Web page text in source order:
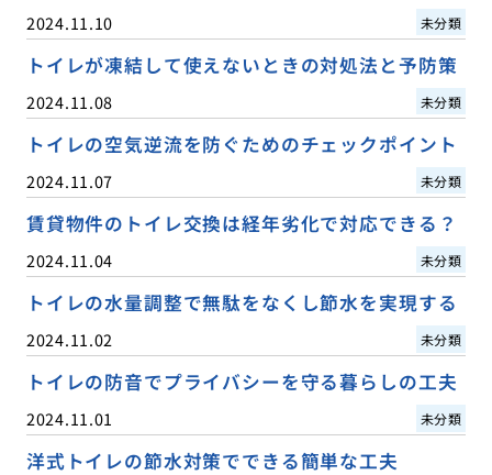
2024.11.10 未分類
トイレが凍結して使えないときの対処法と予防策
2024.11.08 未分類
トイレの空気逆流を防ぐためのチェックポイント
2024.11.07 未分類
賃貸物件のトイレ交換は経年劣化で対応できる？
2024.11.04 未分類
トイレの水量調整で無駄をなくし節水を実現する
2024.11.02 未分類
トイレの防音でプライバシーを守る暮らしの工夫
2024.11.01 未分類
洋式トイレの節水対策でできる簡単な工夫